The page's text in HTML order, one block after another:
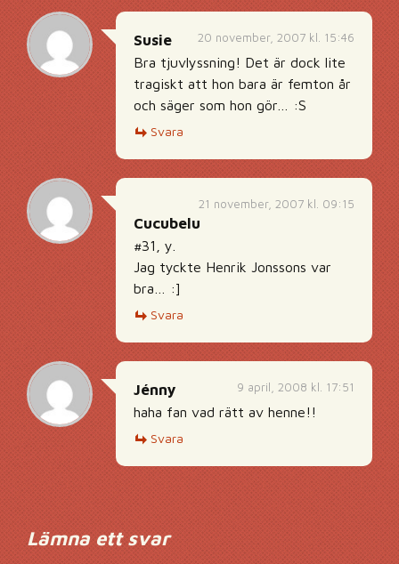
20 november, 2007 kl. 15:46
Susie
Bra tjuvlyssning! Det är dock lite
tragiskt att hon bara är femton år
och säger som hon gör… :S
Svara
21 november, 2007 kl. 09:15
Cucubelu
#31, y.
Jag tyckte Henrik Jonssons var
bra… :]
Svara
9 april, 2008 kl. 17:51
Jénny
haha fan vad rätt av henne!!
Svara
Lämna ett svar